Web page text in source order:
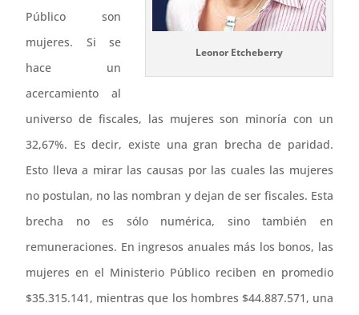
Leonor Etcheberry
Público son
mujeres. Si se
hace un
acercamiento al
universo de fiscales, las mujeres son minoría con un
32,67%. Es decir, existe una gran brecha de paridad.
Esto lleva a mirar las causas por las cuales las mujeres
no postulan, no las nombran y dejan de ser fiscales. Esta
brecha no es sólo numérica, sino también en
remuneraciones. En ingresos anuales más los bonos, las
mujeres en el Ministerio Público reciben en promedio
$35.315.141, mientras que los hombres $44.887.571, una